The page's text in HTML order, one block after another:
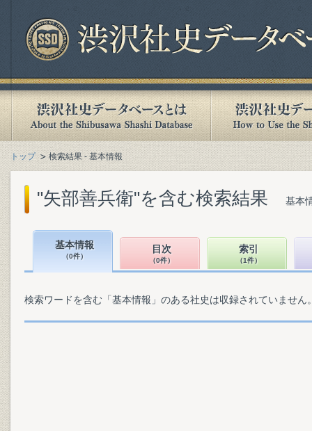
トップ 検索結果 - 基本情報
"矢部善兵衛"を含む検索結果 基本
基本情報
（0件）
目次
（0件）
索引
（1件）
検索ワードを含む「基本情報」のある社史は収録されていません